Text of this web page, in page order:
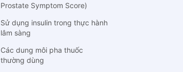
Prostate Symptom Score)
Sử dụng insulin trong thực hành
lâm sàng
Các dung môi pha thuốc
thường dùng